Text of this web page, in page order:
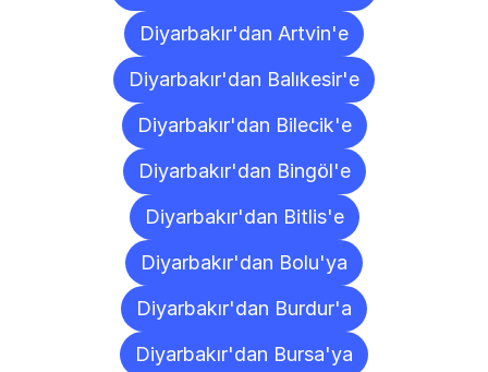
Diyarbakır'dan Artvin'e
Diyarbakır'dan Balıkesir'e
Diyarbakır'dan Bilecik'e
Diyarbakır'dan Bingöl'e
Diyarbakır'dan Bitlis'e
Diyarbakır'dan Bolu'ya
Diyarbakır'dan Burdur'a
Diyarbakır'dan Bursa'ya